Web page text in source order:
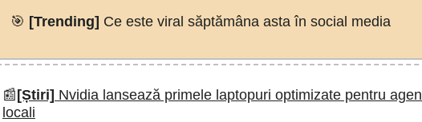
🎯 [Trending] Ce este viral săptămâna asta în social media
📰 [Știri] Nvidia lansează primele laptopuri optimizate pentru
locali